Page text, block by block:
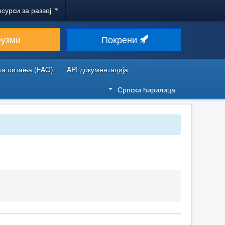
за развој
Покрени
питања (FAQ)
API документација
Српски ћирилица